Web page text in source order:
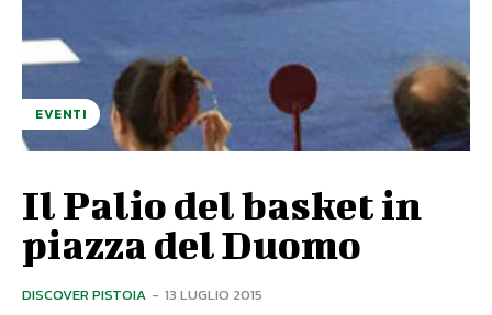
EVENTI
Il Palio del basket in
piazza del Duomo
DISCOVER PISTOIA - 13 LUGLIO 2015